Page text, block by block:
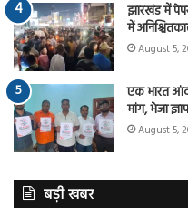
झारखंड में
में
August 5,
एक भारत
मांग, भेजा
August 5,
बड़ी खबर